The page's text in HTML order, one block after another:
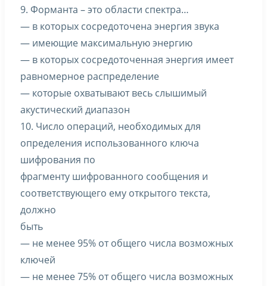
9. Форманта – это области спектра…
— в которых сосредоточена энергия звука
— имеющие максимальную энергию
— в которых сосредоточенная энергия имеет
равномерное распределение
— которые охватывают весь слышимый
акустический диапазон
10. Число операций, необходимых для
определения использованного ключа
шифрования по
фрагменту шифрованного сообщения и
соответствующего ему открытого текста,
должно
быть
— не менее 95% от общего числа возможных
ключей
— не менее 75% от общего числа возможных